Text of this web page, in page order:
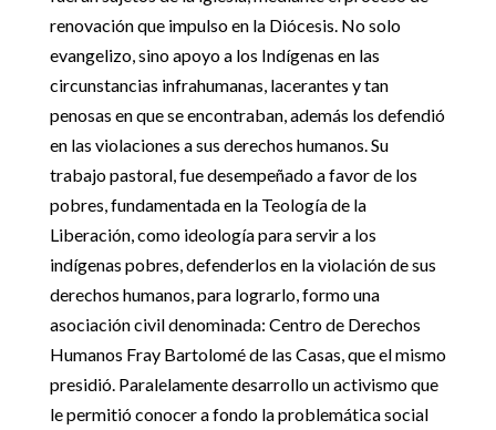
renovación que impulso en la Diócesis. No solo
evangelizo, sino apoyo a los Indígenas en las
circunstancias infrahumanas, lacerantes y tan
penosas en que se encontraban, además los defendió
en las violaciones a sus derechos humanos. Su
trabajo pastoral, fue desempeñado a favor de los
pobres, fundamentada en la Teología de la
Liberación, como ideología para servir a los
indígenas pobres, defenderlos en la violación de sus
derechos humanos, para lograrlo, formo una
asociación civil denominada: Centro de Derechos
Humanos Fray Bartolomé de las Casas, que el mismo
presidió. Paralelamente desarrollo un activismo que
le permitió conocer a fondo la problemática social